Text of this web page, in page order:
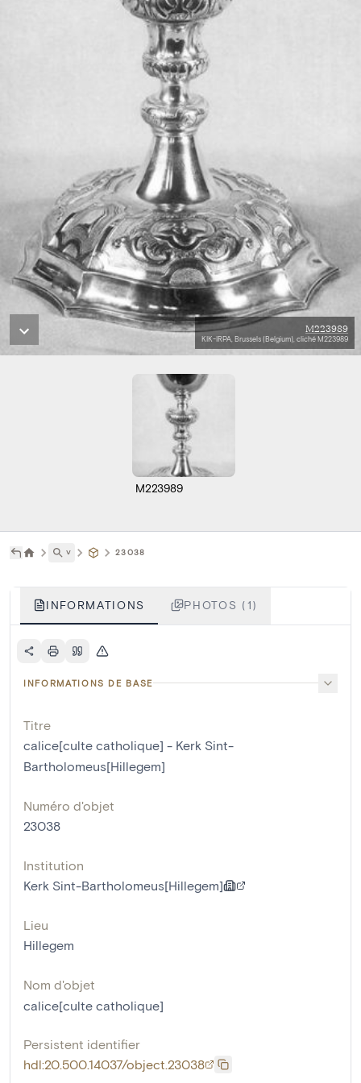
M223989
KIK-IRPA, Brussels (Belgium), cliché M223989
M223989
˅ 23038
INFORMATIONS PHOTOS (1)
INFORMATIONS DE BASE
Titre
calice[culte catholique] - Kerk Sint-
Bartholomeus[Hillegem]
Numéro d'objet
23038
Institution
Kerk Sint-Bartholomeus[Hillegem]
Lieu
Hillegem
Nom d'objet
calice[culte catholique]
Persistent identifier
hdl:20.500.14037/object.23038